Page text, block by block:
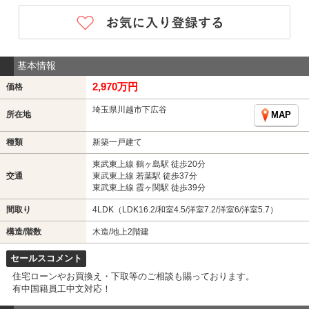
基本情報
価格 2,970万円
所在地 埼玉県川越市下広谷
MAP
種類 新築一戸建て
交通
東武東上線 鶴ヶ島駅 徒歩20分
東武東上線 若葉駅 徒歩37分
東武東上線 霞ヶ関駅 徒歩39分
間取り 4LDK（LDK16.2/和室4.5/洋室7.2/洋室6/洋室5.7）
構造/階数 木造/地上2階建
セールスコメント
住宅ローンやお買換え・下取等のご相談も賜っております。
有中国籍員工中文対応！